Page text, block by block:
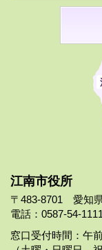
江南市役所
〒483-8701 愛知
電話：0587-54-
窓口受付時間：午